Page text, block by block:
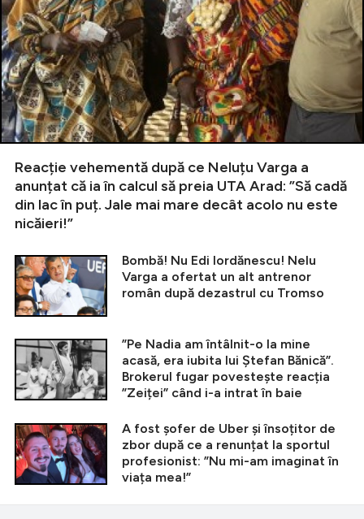
Reacție vehementă după ce Neluțu Varga a
anunțat că ia în calcul să preia UTA Arad: ”Să cadă
din lac în puț. Jale mai mare decât acolo nu este
nicăieri!”
Bombă! Nu Edi Iordănescu! Nelu
Varga a ofertat un alt antrenor
român după dezastrul cu Tromso
”Pe Nadia am întâlnit-o la mine
acasă, era iubita lui Ștefan Bănică”.
Brokerul fugar povestește reacția
”Zeiței” când i-a intrat în baie
A fost șofer de Uber și însoțitor de
zbor după ce a renunțat la sportul
profesionist: ”Nu mi-am imaginat în
viața mea!”